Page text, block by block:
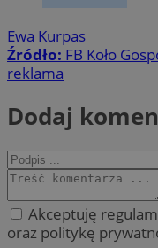
Ewa Kurpas
Źródło: FB Koło
reklama
Dodaj
Akceptuję
oraz politykę